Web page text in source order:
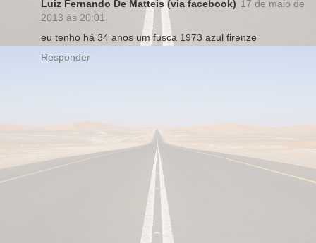
Luiz Fernando De Matteis (via facebook) 17 de maio de
2013 às 20:01
eu tenho há 34 anos um fusca 1973 azul firenze
Responder